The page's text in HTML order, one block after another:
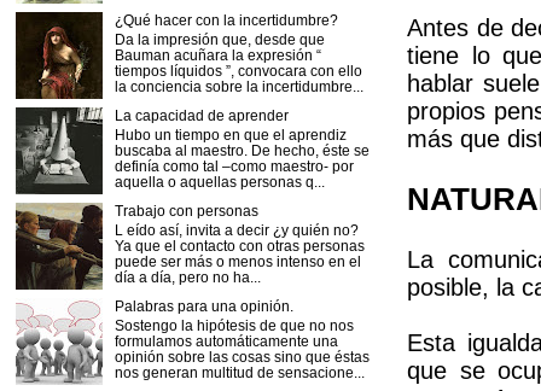
Antes de
tiene lo
hablar
propios
más que
La
posible, la
Esta
que se
¿Qué hacer con la incertidumbre?
Da la impresión que, desde que
Bauman acuñara la expresión “
tiempos líquidos ”, convocara con ello
la conciencia sobre la incertidumbre...
La capacidad de aprender
Hubo un tiempo en que el aprendiz
buscaba al maestro. De hecho, éste se
definía como tal –como maestro- por
aquella o aquellas personas q...
Trabajo con personas
L eído así, invita a decir ¿y quién no?
Ya que el contacto con otras personas
puede ser más o menos intenso en el
día a día, pero no ha...
Palabras para una opinión.
Sostengo la hipótesis de que no nos
formulamos automáticamente una
opinión sobre las cosas sino que éstas
nos generan multitud de sensacione...